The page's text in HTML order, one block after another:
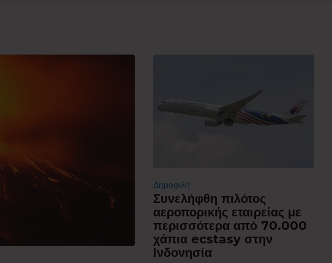
Δημοφιλή
Συνελήφθη πιλότος
αεροπορικής εταιρείας με
περισσότερα από 70.000
χάπια ecstasy στην
Ινδονησία